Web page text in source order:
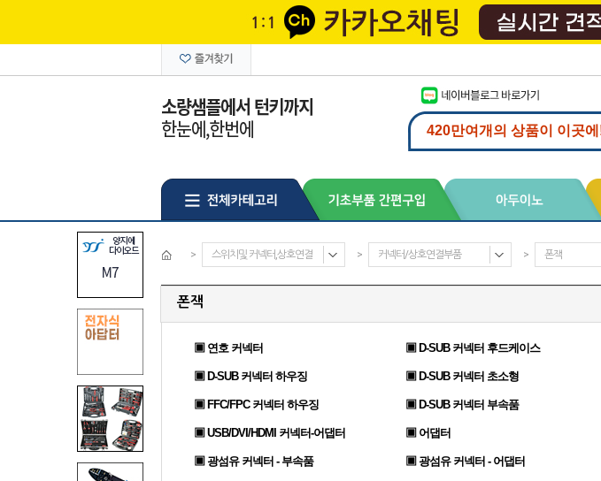
> 스위치및 커넥터,상호연결 > 커넥터/상호연결부품 > 폰잭
폰잭
▣ 연호 커넥터 ▣ D-SUB 커넥터 후드케이스
▣ D-SUB 커넥터 하우징 ▣ D-SUB 커넥터 초소형
▣ FFC/FPC 커넥터 하우징 ▣ D-SUB 커넥터 부속품
▣ USB/DVI/HDMI 커넥터-어댑터 ▣ 어댑터
▣ 광섬유 커넥터 - 부속품 ▣ 광섬유 커넥터 - 어댑터